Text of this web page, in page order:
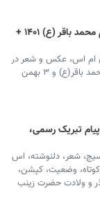
پیام تبریک ولادت امام محمد باقر (ع) ۱۴۰۱ +
ام اس، عکس و شعر در
یکم رجب مصادف با روز میلاد امام محمد باقر(ع) و ۳ بهمن
پرستار ۱۴۰۱ + پیام تبریک رسمی،
شعر، دلنوشته، اس
وضعیت، کپشن،
و اس ام اس در ۹ آذر و ولادت حضرت زینب